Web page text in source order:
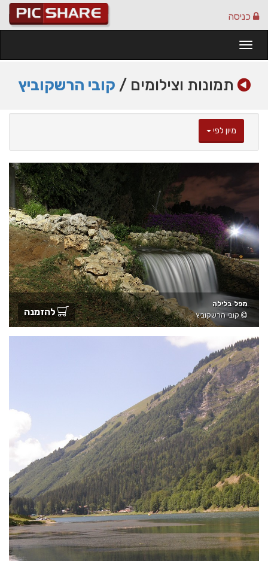
כניסה
תמונות וצילומים / קובי הרשקוביץ
מיון לפי
מפל בלילה
קובי הרשקוביץ
להזמנה